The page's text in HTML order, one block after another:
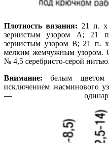
Плотность вязания: 21 п.
зернистым узором А; 21
зернистым узором В; 21 п.
мелким жемчужным узором.
№ 4,5 серебристо-серой нитью.
Внимание: белым цветом
исключением жасминового
—